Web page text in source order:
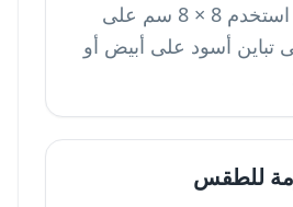
مسافة 1-2 متر، استخدم 8 × 8 سم على
تباين أسود على أبيض أو
للطقس